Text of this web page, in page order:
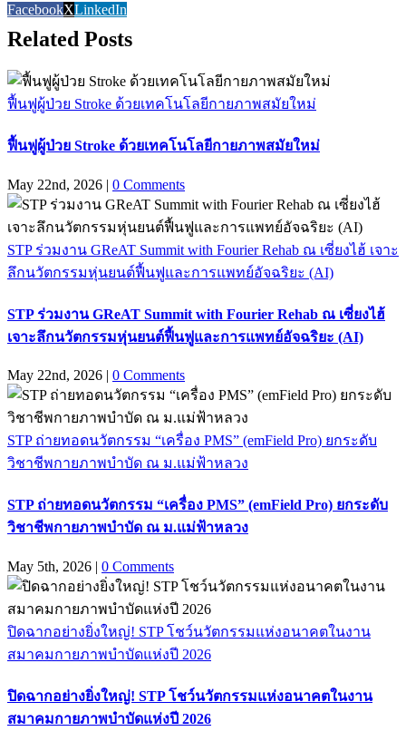
FacebookXLinkedIn
Related Posts
ฟื้นฟูผู้ป่วย Stroke ด้วยเทคโนโลยีกายภาพสมัยใหม่
ฟื้นฟูผู้ป่วย Stroke ด้วยเทคโนโลยีกายภาพสมัยใหม่
May 22nd, 2026 | 0 Comments
STP ร่วมงาน GReAT Summit with Fourier Rehab ณ เซี่ยงไฮ้ เจาะ
ลึกนวัตกรรมหุ่นยนต์ฟื้นฟูและการแพทย์อัจฉริยะ (AI)
STP ร่วมงาน GReAT Summit with Fourier Rehab ณ เซี่ยงไฮ้
เจาะลึกนวัตกรรมหุ่นยนต์ฟื้นฟูและการแพทย์อัจฉริยะ (AI)
May 22nd, 2026 | 0 Comments
STP ถ่ายทอดนวัตกรรม “เครื่อง PMS” (emField Pro) ยกระดับ
วิชาชีพกายภาพบำบัด ณ ม.แม่ฟ้าหลวง
STP ถ่ายทอดนวัตกรรม “เครื่อง PMS” (emField Pro) ยกระดับ
วิชาชีพกายภาพบำบัด ณ ม.แม่ฟ้าหลวง
May 5th, 2026 | 0 Comments
ปิดฉากอย่างยิ่งใหญ่! STP โชว์นวัตกรรมแห่งอนาคตในงาน
สมาคมกายภาพบำบัดแห่งปี 2026
ปิดฉากอย่างยิ่งใหญ่! STP โชว์นวัตกรรมแห่งอนาคตในงาน
สมาคมกายภาพบำบัดแห่งปี 2026